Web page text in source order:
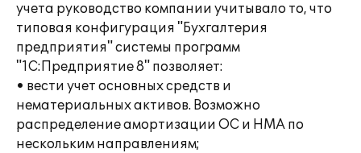
учета руководство компании учитывало то, что
типовая конфигурация "Бухгалтерия
предприятия" системы программ
"1С:Предприятие 8" позволяет:
• вести учет основных средств и
нематериальных активов. Возможно
распределение амортизации ОС и НМА по
нескольким направлениям;